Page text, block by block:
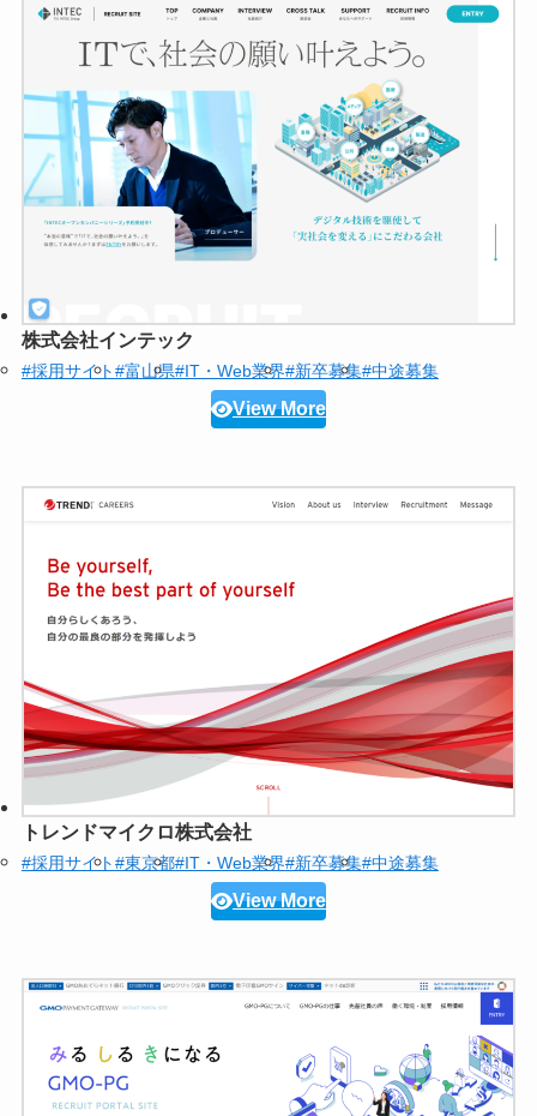
株式会社インテック
#採用サイト#富山県#IT・Web業界#新卒募集#中途募集
View More
トレンドマイクロ株式会社
#採用サイト#東京都#IT・Web業界#新卒募集#中途募集
View More